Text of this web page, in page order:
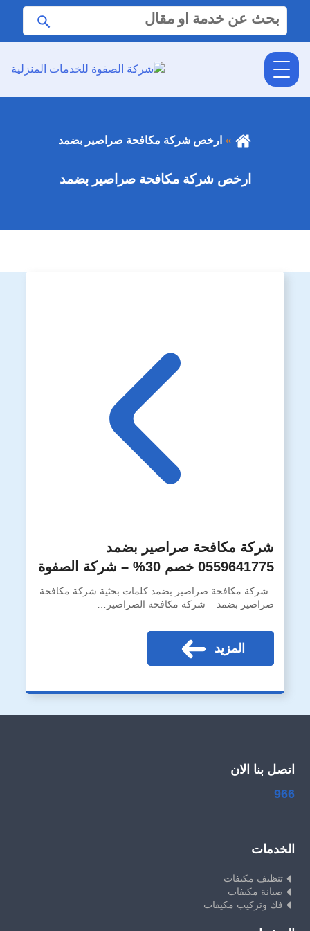
البحث
عن:
ارخص شركة مكافحة صراصير بضمد
ارخص شركة مكافحة صراصير بضمد
شركة مكافحة صراصير بضمد
0559641775 خصم 30% – شركة الصفوة
شركة مكافحة صراصير بضمد كلمات بحثية شركة مكافحة
صراصير بضمد – شركة مكافحة الصراصير…
المزيد
اتصل بنا الان
966
الخدمات
تنظيف مكيفات
صيانة مكيفات
فك وتركيب مكيفات